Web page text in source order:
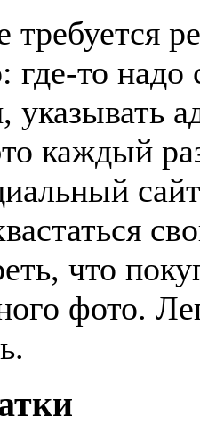
требуется
где-то надо
указывать
каждый
что
фото.